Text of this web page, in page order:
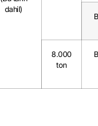
dahil)
8.000
ton